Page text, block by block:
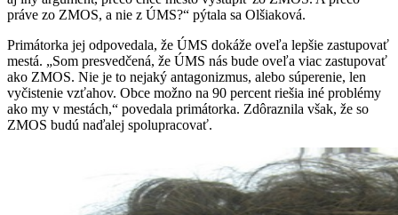
práve zo ZMOS, a nie z ÚMS?“ pýtala sa Olšiaková.
Primátorka jej odpovedala, že ÚMS dokáže oveľa lepšie zastupovať
mestá. „Som presvedčená, že ÚMS nás bude oveľa viac zastupovať
ako ZMOS. Nie je to nejaký antagonizmus, alebo súperenie, len
vyčistenie vzťahov. Obce možno na 90 percent riešia iné problémy
ako my v mestách,“ povedala primátorka. Zdôraznila však, že so
ZMOS budú naďalej spolupracovať.